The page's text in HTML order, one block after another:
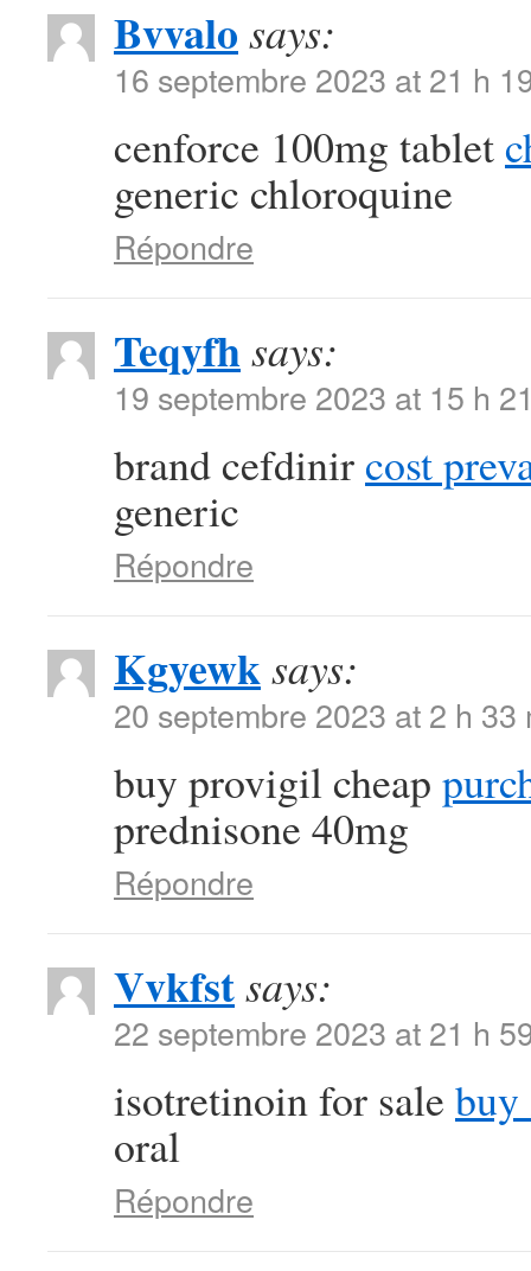
Bvvalo says:
16 septembre 2023 at 21 h
cenforce 100mg tablet
generic chloroquine
Répondre
Teqyfhsays:
19 septembre 2023 at 15 h
brand cefdinir cost
generic
Répondre
Kgyewksays:
20 septembre 2023 at 2 h 33
buy provigil cheap
prednisone 40mg
Répondre
Vvkfstsays:
22 septembre 2023 at 21 h
isotretinoin for sale buy
oral
Répondre